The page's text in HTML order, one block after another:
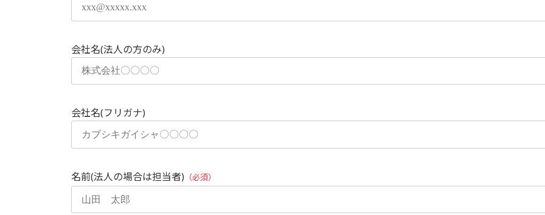
会社名(法人の方のみ)
会社名(フリガナ)
名前(法人の場合は担当者) （必須）